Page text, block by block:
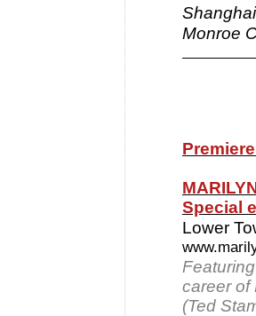
Monroe
Special
Lower
career of
(Ted